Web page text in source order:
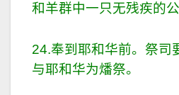
和羊群中一只无残疾的
24.奉到耶和华前。祭司
与耶和华为燔祭。